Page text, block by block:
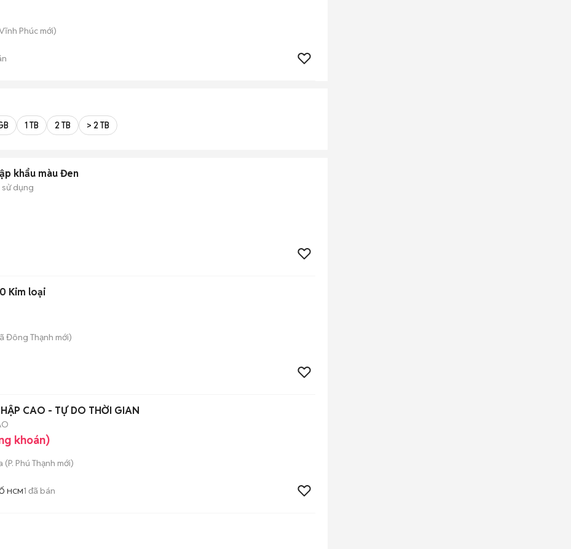
Phúc mới)
1 TB 2 TB > 2 TB
khẩu màu Đen
dụng
Kim loại
Đông Thạnh mới)
CAO - TỰ DO THỜI GIAN
khoán)
(P. Phú Thạnh mới)
HCM1 đã bán